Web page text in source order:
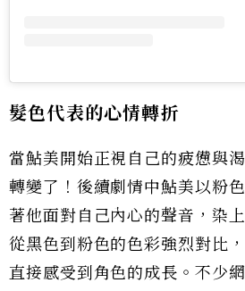
髮色代表的心情轉折
當鮎美開始正視自己的疲憊與
轉變了！後續劇情中鮎美以粉
著他面對自己內心的聲音，染
從黑色到粉色的色彩強烈對比
直接感受到角色的成長。不少